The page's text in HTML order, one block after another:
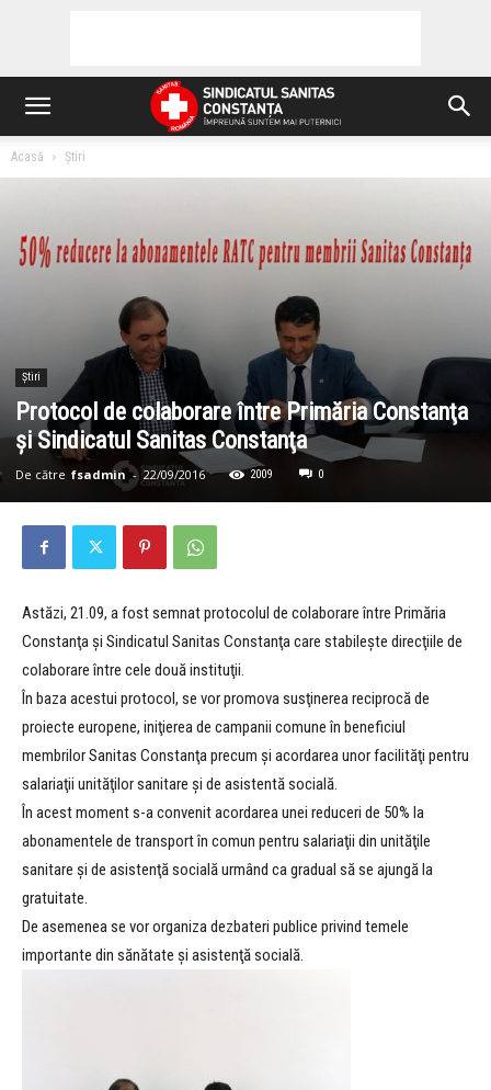
Acasă Știri
Știri
Protocol de colaborare între Primăria Constanţa
şi Sindicatul Sanitas Constanţa
De către fsadmin - 22/09/2016 2009 0
Astăzi, 21.09, a fost semnat protocolul de colaborare între Primăria
Constanţa şi Sindicatul Sanitas Constanţa care stabileşte direcţiile de
colaborare între cele două instituţii.
În baza acestui protocol, se vor promova susţinerea reciprocă de
proiecte europene, iniţierea de campanii comune în beneficiul
membrilor Sanitas Constanţa precum şi acordarea unor facilităţi pentru
salariaţii unităţilor sanitare şi de asistentă socială.
În acest moment s-a convenit acordarea unei reduceri de 50% la
abonamentele de transport în comun pentru salariaţii din unităţile
sanitare şi de asistenţă socială urmând ca gradual să se ajungă la
gratuitate.
De asemenea se vor organiza dezbateri publice privind temele
importante din sănătate şi asistenţă socială.